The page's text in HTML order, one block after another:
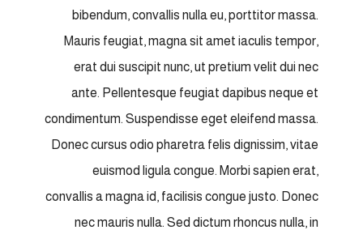
bibendum, convallis nulla eu, porttitor massa.
Mauris feugiat, magna sit amet iaculis tempor,
erat dui suscipit nunc, ut pretium velit dui nec
ante. Pellentesque feugiat dapibus neque et
condimentum. Suspendisse eget eleifend massa.
Donec cursus odio pharetra felis dignissim, vitae
euismod ligula congue. Morbi sapien erat,
convallis a magna id, facilisis congue justo. Donec
nec mauris nulla. Sed dictum rhoncus nulla, in